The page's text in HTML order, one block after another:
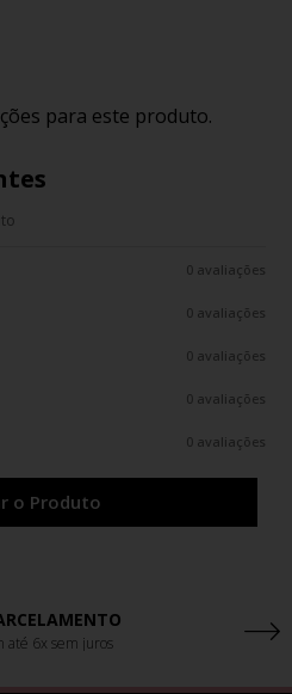
para este produto.
0 avaliações
0 avaliações
0 avaliações
0 avaliações
0 avaliações
o Produto
até 6x sem juros